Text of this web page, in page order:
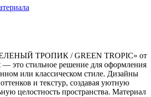
ТРОПИК / GREEN TROPIC» от
— это стильное решение для оформления
или классическом стиле. Дизайны
и текстур, создавая уютную
целостность пространства. Материал